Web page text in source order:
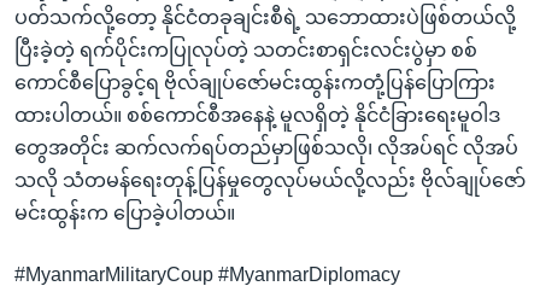
ပတ်သက်လို့တော့ နိုင်ငံတခုချင်းစီရဲ့ သဘောထားပဲဖြစ်တယ်လို့
ပြီးခဲ့တဲ့ ရက်ပိုင်းကပြုလုပ်တဲ့ သတင်းစာရှင်းလင်းပွဲမှာ စစ်
ကောင်စီပြောခွင့်ရ ဗိုလ်ချုပ်ဇော်မင်းထွန်းကတုံ့ပြန်ပြောကြား
ထားပါတယ်။ စစ်ကောင်စီအနေနဲ့ မူလရှိတဲ့ နိုင်ငံခြားရေးမူဝါဒ
တွေအတိုင်း ဆက်လက်ရပ်တည်မှာဖြစ်သလို၊ လိုအပ်ရင် လိုအပ်
သလို သံတမန်ရေးတုန့်ပြန်မှုတွေလုပ်မယ်လို့လည်း ဗိုလ်ချုပ်ဇော်
မင်းထွန်းက ပြောခဲ့ပါတယ်။
#MyanmarMilitaryCoup #MyanmarDiplomacy